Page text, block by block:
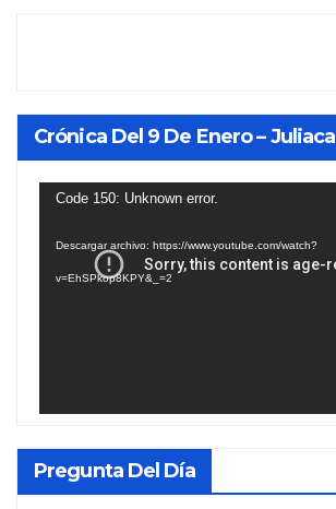
Crónica Del 9 De Enero – Juliaca
Reproductor
Code 150: Unknown error.
Descargar archivo: https://www.youtube.com/watch?
v=EhSPkop8KPY&_=2
Pregunta Del Día